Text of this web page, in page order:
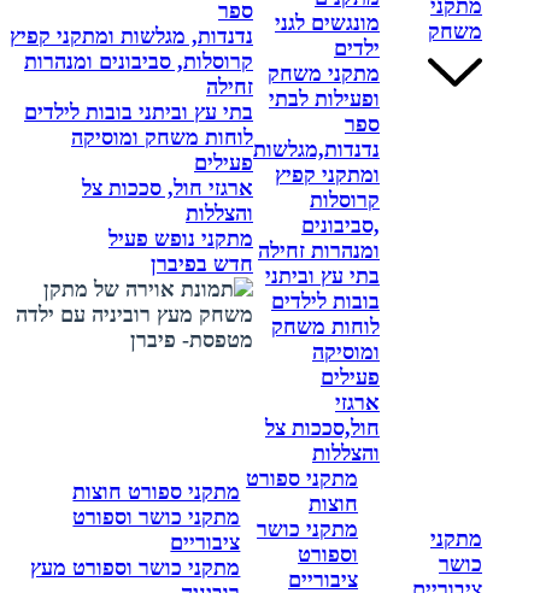
מתקני
משחק
מונגשים לגני
ילדים
מתקני משחק
ופעילות לבתי
ספר
נדנדות,מגלשות
ומתקני קפיץ
קרוסלות
,סביבונים
ומנהרות זחילה
בתי עץ וביתני
בובות לילדים
לוחות משחק
ומוסיקה
פעילים
ארגזי
חול,סככות צל
והצללות
ספר
נדנדות, מגלשות ומתקני קפיץ
קרוסלות, סביבונים ומנהרות
זחילה
בתי עץ וביתני בובות לילדים
לוחות משחק ומוסיקה
פעילים
ארגזי חול, סככות צל
והצללות
מתקני נופש פעיל
חדש בפיברן
מתקני
כושר
מתקני ספורט
חוצות
מתקני כושר
וספורט
ציבוריים
מתקני ספורט חוצות
מתקני כושר וספורט
ציבוריים
מתקני כושר וספורט מעץ